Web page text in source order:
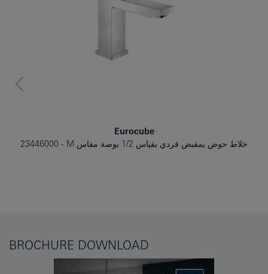
Eurocube
خلاط حوض بمقبض فردي بقياس 1/2 بوصة مقاس M
23446000
BROCHURE DOWNLOAD